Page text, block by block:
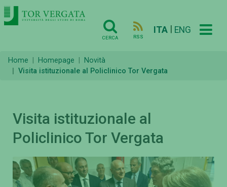
CERCA RSS
ITA ENG
Home Homepage
Novità
Visita istituzionale al Policlinico Tor Vergata
Visita istituzionale al
Policlinico Tor Vergata